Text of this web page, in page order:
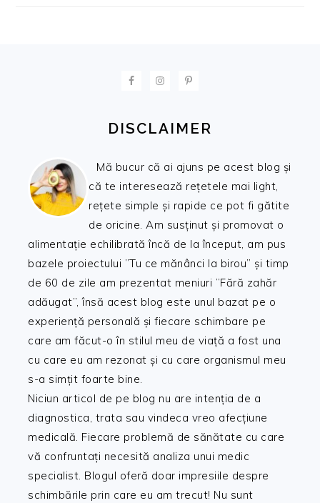
DISCLAIMER
Mă bucur că ai ajuns pe acest blog și
că te interesează rețetele mai light,
rețete simple și rapide ce pot fi gătite
de oricine. Am susținut și promovat o
alimentație echilibrată încă de la început, am pus
bazele proiectului ”Tu ce mănânci la birou” și timp
de 60 de zile am prezentat meniuri ”Fără zahăr
adăugat”, însă acest blog este unul bazat pe o
experiență personală și fiecare schimbare pe
care am făcut-o în stilul meu de viață a fost una
cu care eu am rezonat și cu care organismul meu
s-a simțit foarte bine.
Niciun articol de pe blog nu are intenția de a
diagnostica, trata sau vindeca vreo afecțiune
medicală. Fiecare problemă de sănătate cu care
vă confruntați necesită analiza unui medic
specialist. Blogul oferă doar impresiile despre
schimbările prin care eu am trecut! Nu sunt